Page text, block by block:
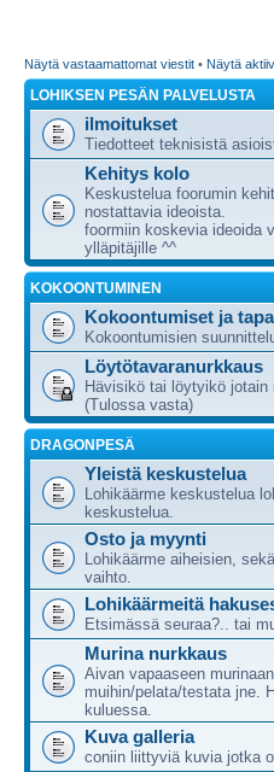
Näytä vastaamattomat viestit • Näytä
LOHIKSEN PESÄN PALVELUSTA
ilmoitukset
Tiedotteet teknisistä
Kehitys kolo
Keskustelua foorumin
nostattavia ideoista.
foormiin koskevia ideoida
ylläpitäjille ^^
KOKOONTUMINEN
Kokoontumiset ja
Kokoontumisien
Löytötavaranurkkaus
Hävisikö tai löytyikö
(Tulossa vasta)
DRAGONPESÄ
Yleistä keskustelua
Lohikäärme keskustelua
keskustelua.
Osto ja myynti
Lohikäärme aiheisien,
vaihto.
Lohikäärmeitä
Etsimässä seuraa?.. tai
Murina nurkkaus
Aivan vapaaseen
muihin/pelata/testata jne.
kuluessa.
Kuva galleria
coniin liittyviä kuvia jotka